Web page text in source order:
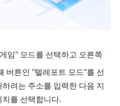
임" 모드를 선택하고 오른쪽
버튼인 "텔레포트 모드"를 선
려는 주소를 입력한 다음 지
를 ​​선택합니다.